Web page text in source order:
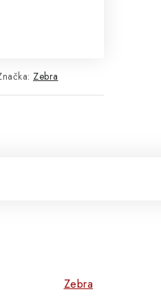
Zebra
Zebra